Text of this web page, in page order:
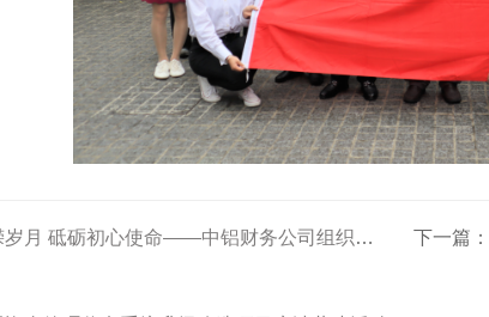
初心使命——中铝财务公司组织在京党员干部职工代表参观中国人民抗日战争纪念馆 下一篇：